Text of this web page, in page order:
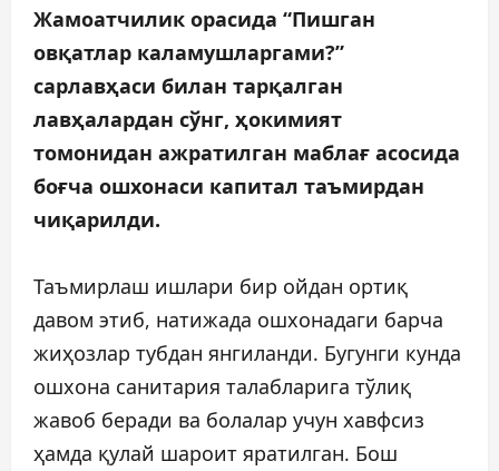
Жамоатчилик орасида “Пишган
овқатлар каламушларгами?”
сарлавҳаси билан тарқалган
лавҳалардан сўнг, ҳокимият
томонидан ажратилган маблағ асосида
боғча ошхонаси капитал таъмирдан
чиқарилди.
Таъмирлаш ишлари бир ойдан ортиқ
давом этиб, натижада ошхонадаги барча
жиҳозлар тубдан янгиланди. Бугунги кунда
ошхона санитария талабларига тўлиқ
жавоб беради ва болалар учун хавфсиз
ҳамда қулай шароит яратилган. Бош